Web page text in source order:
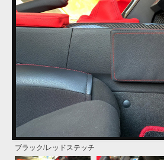
ブラック/レッドステッチ
汎用品として使用可能
装着画像
レッドとブラックの2カラーからお選び頂けます